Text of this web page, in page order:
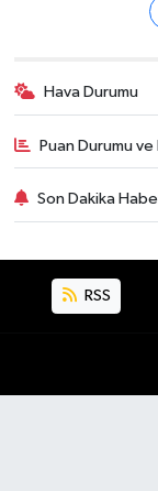
Hava Durumu
Puan Durumu
Son Dakika
RSS